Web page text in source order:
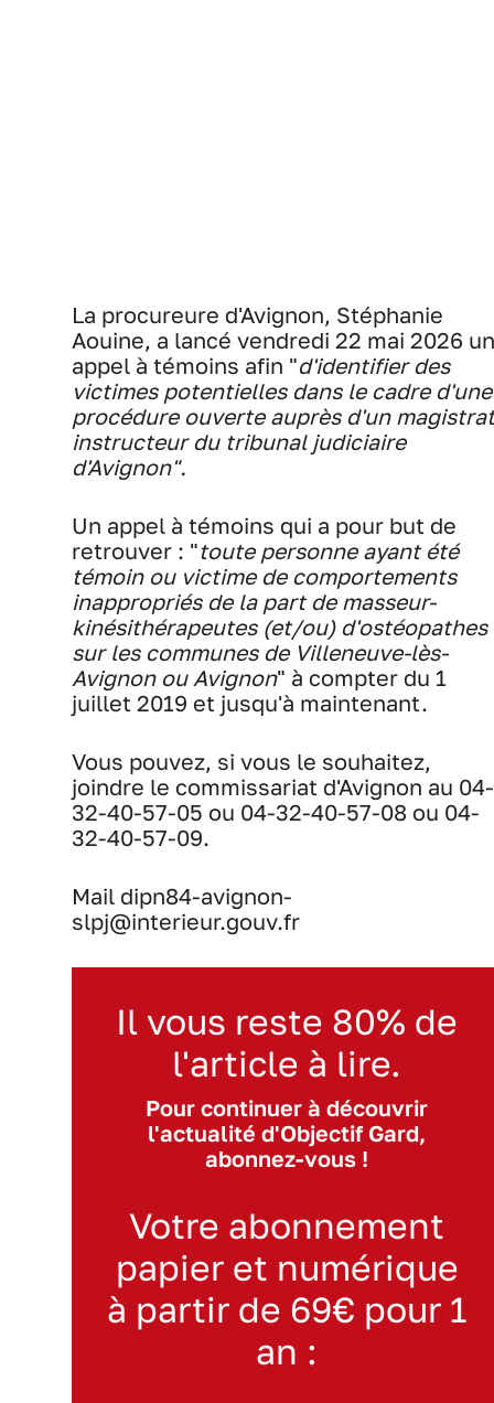
La procureure d'Avignon, Stéphanie
Aouine, a lancé vendredi 22 mai 2026 un
appel à témoins afin "d'identifier des
victimes potentielles dans le cadre d'une
procédure ouverte auprès d'un magistrat
instructeur du tribunal judiciaire
d'Avignon".
Un appel à témoins qui a pour but de
retrouver : "toute personne ayant été
témoin ou victime de comportements
inappropriés de la part de masseur-
kinésithérapeutes (et/ou) d'ostéopathes
sur les communes de Villeneuve-lès-
Avignon ou Avignon" à compter du 1
juillet 2019 et jusqu'à maintenant.
Vous pouvez, si vous le souhaitez,
joindre le commissariat d'Avignon au 04-
32-40-57-05 ou 04-32-40-57-08 ou 04-
32-40-57-09.
Mail dipn84-avignon-
slpj@interieur.gouv.fr
Il vous reste 80% de
l'article à lire.
Pour continuer à découvrir
l'actualité d'Objectif Gard,
abonnez-vous !
Votre abonnement
papier et numérique
à partir de 69€ pour 1
an :